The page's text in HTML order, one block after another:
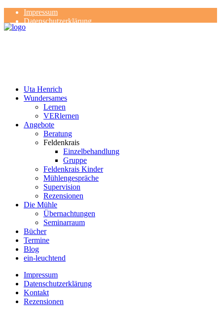
Impressum
Datenschutzerklärung
Kontakt
Uta Henrich
Wundersames
Lernen
VERlernen
Angebote
Beratung
Feldenkrais
Einzelbehandlung
Gruppe
Feldenkrais Kinder
Mühlengespräche
Supervision
Rezensionen
Die Mühle
Übernachtungen
Seminarraum
Bücher
Termine
Blog
ein-leuchtend
Impressum
Datenschutzerklärung
Kontakt
Rezensionen